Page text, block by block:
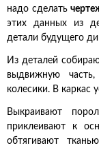
надо сделать
этих данных из
детали будущего
Из деталей
выдвижную
колесики. В каркас
Выкраивают
приклеивают к
обтягивают